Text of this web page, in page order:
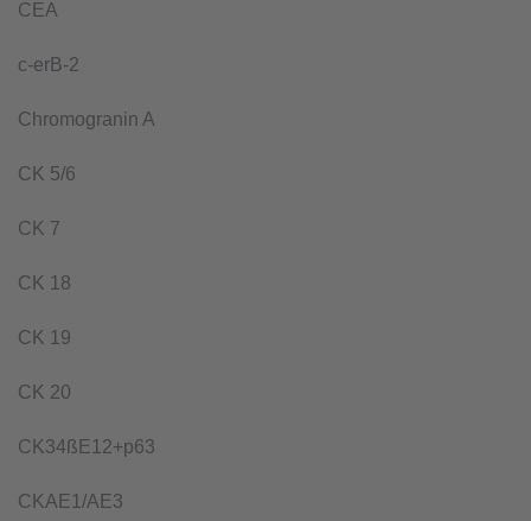
CEA
c-erB-2
Chromogranin A
CK 5/6
CK 7
CK 18
CK 19
CK 20
CK34ßE12+p63
CKAE1/AE3